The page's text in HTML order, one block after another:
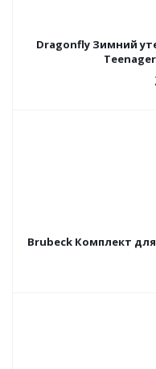
Dragonfly Зимний
Brubeck Комплект